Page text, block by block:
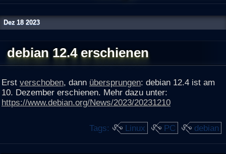
Dez 18 2023
debian 12.4 erschienen
Erst verschoben, dann übersprungen: debian 12.4 ist am
10. Dezember erschienen. Mehr dazu unter:
https://www.debian.org/News/2023/20231210
Tags: Linux PC debian